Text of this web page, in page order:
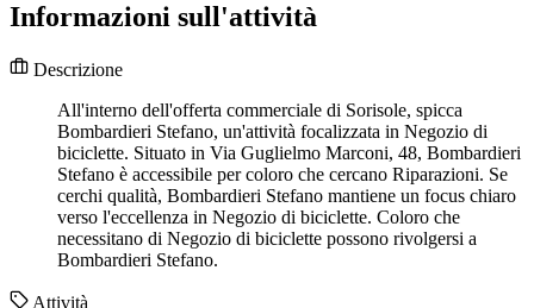
Informazioni sull'attività
Descrizione
All'interno dell'offerta commerciale di Sorisole, spicca
Bombardieri Stefano, un'attività focalizzata in Negozio di
biciclette. Situato in Via Guglielmo Marconi, 48, Bombardieri
Stefano è accessibile per coloro che cercano Riparazioni. Se
cerchi qualità, Bombardieri Stefano mantiene un focus chiaro
verso l'eccellenza in Negozio di biciclette. Coloro che
necessitano di Negozio di biciclette possono rivolgersi a
Bombardieri Stefano.
Attività